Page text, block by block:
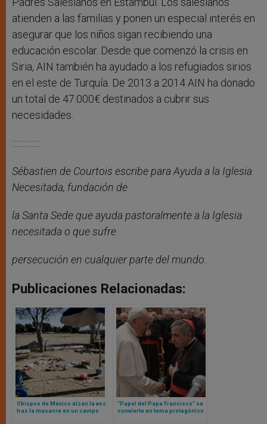
atienden a las familias y ponen un especial interés en
asegurar que los niños sigan recibiendo una
educación escolar. Desde que comenzó la crisis en
Siria, AIN también ha ayudado a los refugiados sirios
en el este de Turquía. De 2013 a 2014 AIN ha donado
un total de 47.000€ destinados a cubrir sus
necesidades.
::::::::::::::::
Sébastien de Courtois escribe para Ayuda a la Iglesia
Necesitada, fundación de
la Santa Sede que ayuda pastoralmente a la Iglesia
necesitada o que sufre
persecución en cualquier parte del mundo.
Publicaciones Relacionadas:
Obispos de México alzan la voz
tras la masacre en un campo
“Papel del Papa Francisco” se
convierte en tema protagónico